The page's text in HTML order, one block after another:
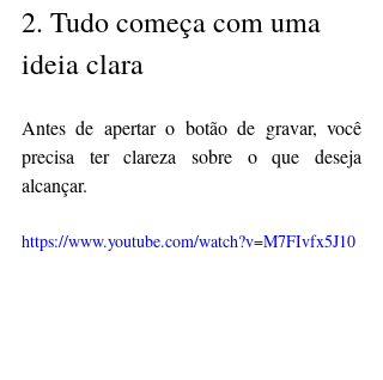
2. Tudo começa com uma
ideia clara
Antes de apertar o botão de gravar, você
precisa ter clareza sobre o que deseja
alcançar.
https://www.youtube.com/watch?v=M7FIvfx5J10